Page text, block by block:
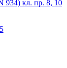
934) кл. пр. 8, 10